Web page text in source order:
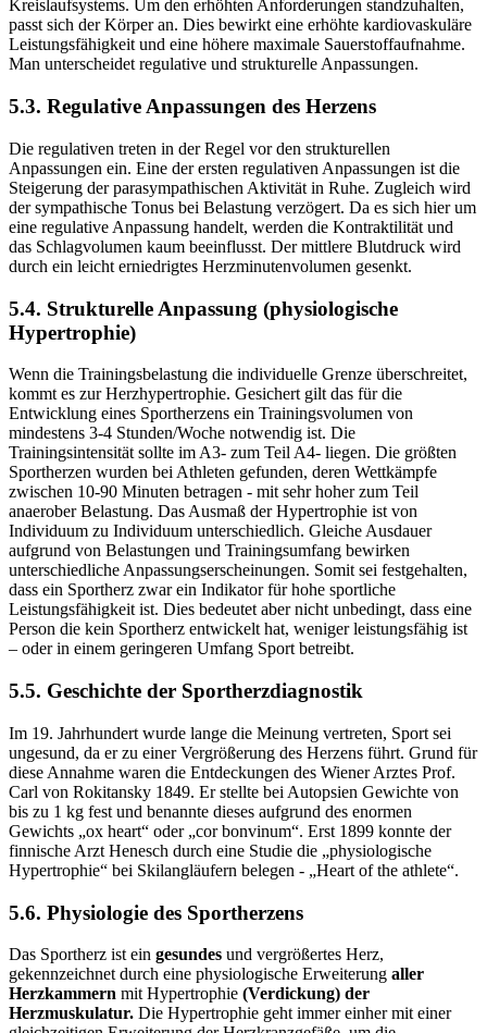
Kreislaufsystems. Um den erhöhten Anforderungen standzuhalten,
passt sich der Körper an. Dies bewirkt eine erhöhte kardiovaskuläre
Leistungsfähigkeit und eine höhere maximale Sauerstoffaufnahme.
Man unterscheidet regulative und strukturelle Anpassungen.
5.3. Regulative Anpassungen des Herzens
Die regulativen treten in der Regel vor den strukturellen
Anpassungen ein. Eine der ersten regulativen Anpassungen ist die
Steigerung der parasympathischen Aktivität in Ruhe. Zugleich wird
der sympathische Tonus bei Belastung verzögert. Da es sich hier um
eine regulative Anpassung handelt, werden die Kontraktilität und
das Schlagvolumen kaum beeinflusst. Der mittlere Blutdruck wird
durch ein leicht erniedrigtes Herzminutenvolumen gesenkt.
5.4. Strukturelle Anpassung (physiologische
Hypertrophie)
Wenn die Trainingsbelastung die individuelle Grenze überschreitet,
kommt es zur Herzhypertrophie. Gesichert gilt das für die
Entwicklung eines Sportherzens ein Trainingsvolumen von
mindestens 3-4 Stunden/Woche notwendig ist. Die
Trainingsintensität sollte im A3- zum Teil A4- liegen. Die größten
Sportherzen wurden bei Athleten gefunden, deren Wettkämpfe
zwischen 10-90 Minuten betragen - mit sehr hoher zum Teil
anaerober Belastung. Das Ausmaß der Hypertrophie ist von
Individuum zu Individuum unterschiedlich. Gleiche Ausdauer
aufgrund von Belastungen und Trainingsumfang bewirken
unterschiedliche Anpassungserscheinungen. Somit sei festgehalten,
dass ein Sportherz zwar ein Indikator für hohe sportliche
Leistungsfähigkeit ist. Dies bedeutet aber nicht unbedingt, dass eine
Person die kein Sportherz entwickelt hat, weniger leistungsfähig ist
– oder in einem geringeren Umfang Sport betreibt.
5.5. Geschichte der Sportherzdiagnostik
Im 19. Jahrhundert wurde lange die Meinung vertreten, Sport sei
ungesund, da er zu einer Vergrößerung des Herzens führt. Grund für
diese Annahme waren die Entdeckungen des Wiener Arztes Prof.
Carl von Rokitansky 1849. Er stellte bei Autopsien Gewichte von
bis zu 1 kg fest und benannte dieses aufgrund des enormen
Gewichts „ox heart“ oder „cor bonvinum“. Erst 1899 konnte der
finnische Arzt Henesch durch eine Studie die „physiologische
Hypertrophie“ bei Skilangläufern belegen - „Heart of the athlete“.
5.6. Physiologie des Sportherzens
Das Sportherz ist ein gesundes und vergrößertes Herz,
gekennzeichnet durch eine physiologische Erweiterung aller
Herzkammern mit Hypertrophie (Verdickung) der
Herzmuskulatur. Die Hypertrophie geht immer einher mit einer